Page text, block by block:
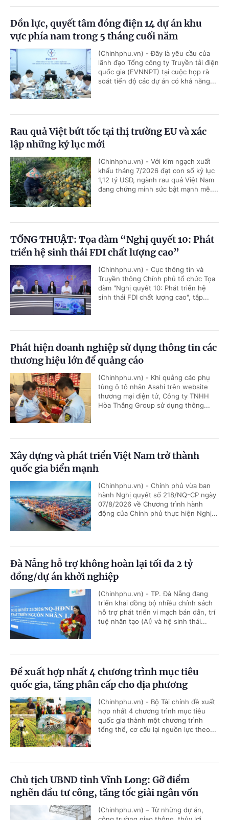
Dồn lực, quyết tâm đóng điện 14 dự án khu
vực phía nam trong 5 tháng cuối năm
(Chinhphu.vn) - Đây là yêu cầu của
lãnh đạo Tổng công ty Truyền tải điện
quốc gia (EVNNPT) tại cuộc họp rà
soát tiến độ các dự án có khả năng...
Rau quả Việt bứt tốc tại thị trường EU và xác
lập những kỷ lục mới
(Chinhphu.vn) - Với kim ngạch xuất
khẩu tháng 7/2026 đạt con số kỷ lục
1,12 tỷ USD, ngành rau quả Việt Nam
đang chứng minh sức bật mạnh mẽ....
TỔNG THUẬT: Tọa đàm “Nghị quyết 10: Phát
triển hệ sinh thái FDI chất lượng cao”
(Chinhphu.vn) - Cục thông tin và
Truyền thông Chính phủ tổ chức Tọa
đàm "Nghị quyết 10: Phát triển hệ
sinh thái FDI chất lượng cao", tập...
Phát hiện doanh nghiệp sử dụng thông tin các
thương hiệu lớn để quảng cáo
(Chinhphu.vn) - Khi quảng cáo phụ
tùng ô tô nhãn Asahi trên website
thương mại điện tử, Công ty TNHH
Hòa Thắng Group sử dụng thông...
Xây dựng và phát triển Việt Nam trở thành
quốc gia biển mạnh
(Chinhphu.vn) - Chính phủ vừa ban
hành Nghị quyết số 218/NQ-CP ngày
07/8/2026 về Chương trình hành
động của Chính phủ thực hiện Nghị...
Đà Nẵng hỗ trợ không hoàn lại tối đa 2 tỷ
đồng/dự án khởi nghiệp
(Chinhphu.vn) - TP. Đà Nẵng đang
triển khai đồng bộ nhiều chính sách
hỗ trợ phát triển vi mạch bán dẫn, trí
tuệ nhân tạo (AI) và hệ sinh thái...
Đề xuất hợp nhất 4 chương trình mục tiêu
quốc gia, tăng phân cấp cho địa phương
(Chinhphu.vn) - Bộ Tài chính đề xuất
hợp nhất 4 chương trình mục tiêu
quốc gia thành một chương trình
tổng thể, cơ cấu lại nguồn lực theo...
Chủ tịch UBND tỉnh Vĩnh Long: Gỡ điểm
nghẽn đầu tư công, tăng tốc giải ngân vốn
(Chinhphu.vn) – Từ những dự án,